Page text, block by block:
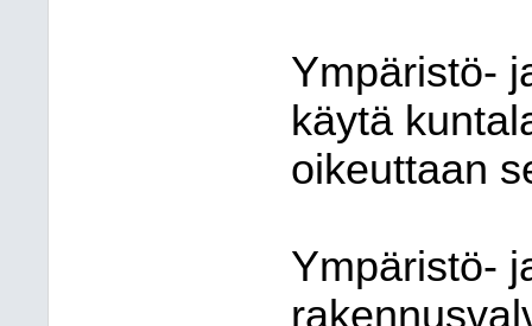
Ympäristö-
käytä
oikeuttaan
Ympäristö-